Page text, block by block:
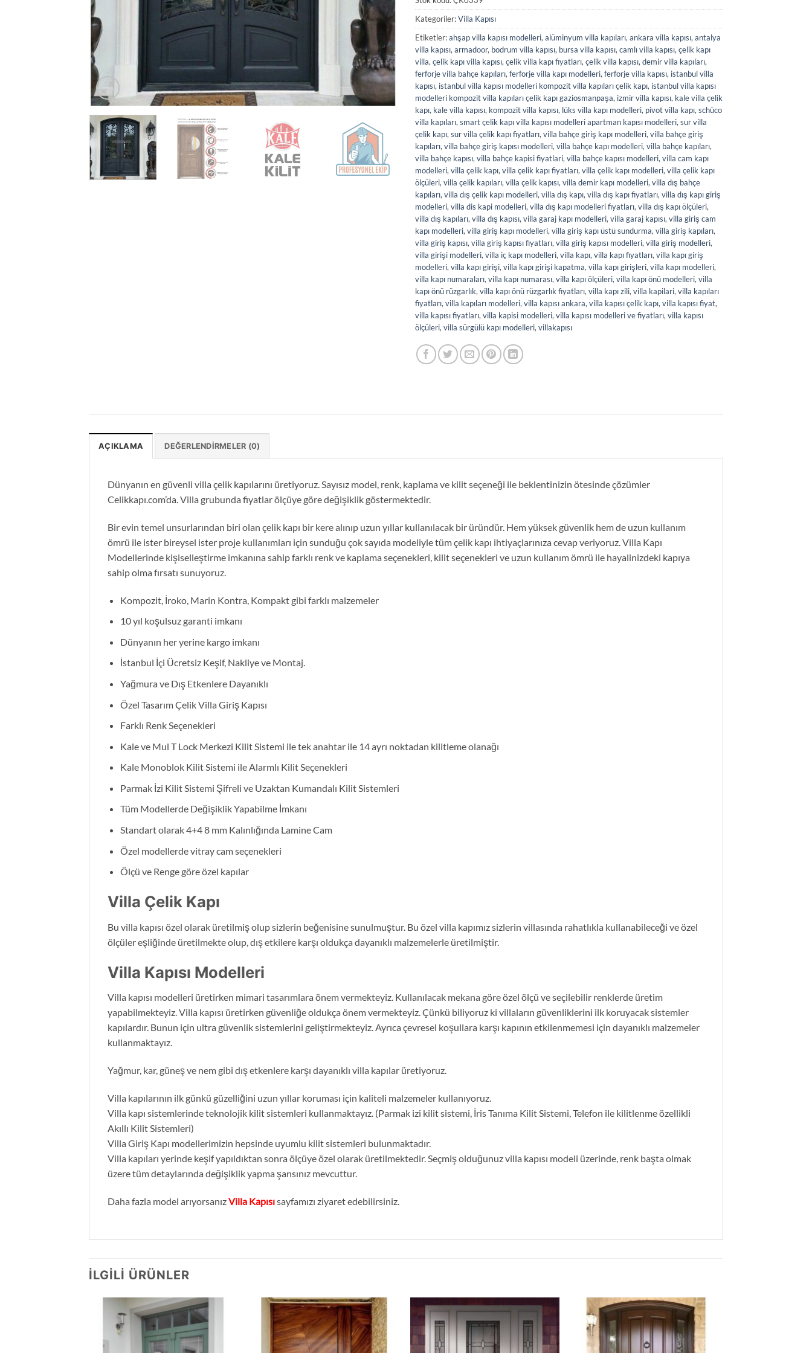
Kategoriler:Villa Kapısı
Etiketler:ahşap villa kapısı modelleri, alüminyum villa kapıları, ankara villa kapısı, antalya
villa kapısı, armadoor, bodrum villa kapısı, bursa villa kapısı, camlı villa kapısı, çelik kapı
villa, çelik kapı villa kapısı, çelik villa kapı fiyatları, çelik villa kapısı, demir villa kapıları,
ferforje villa bahçe kapıları, ferforje villa kapı modelleri, ferforje villa kapısı, istanbul villa
kapısı, istanbul villa kapısı modelleri kompozit villa kapıları çelik kapı, istanbul villa kapısı
modelleri kompozit villa kapıları çelik kapı gaziosmanpaşa, izmir villa kapısı, kale villa çelik
kapı, kale villa kapısı, kompozit villa kapısı, lüks villa kapı modelleri, pivot villa kapı, schüco
villa kapıları, smart çelik kapı villa kapısı modelleri apartman kapısı modelleri, sur villa
çelik kapı, sur villa çelik kapı fiyatları, villa bahçe giriş kapı modelleri, villa bahçe giriş
kapıları, villa bahçe giriş kapısı modelleri, villa bahçe kapı modelleri, villa bahçe kapıları,
villa bahçe kapısı, villa bahçe kapisi fiyatlari, villa bahçe kapısı modelleri, villa cam kapı
modelleri, villa çelik kapı, villa çelik kapı fiyatları, villa çelik kapı modelleri, villa çelik kapı
ölçüleri, villa çelik kapıları, villa çelik kapısı, villa demir kapı modelleri, villa dış bahçe
kapıları, villa dış çelik kapı modelleri, villa dış kapı, villa dış kapı fiyatları, villa dış kapı giriş
modelleri, villa dis kapi modelleri, villa dış kapı modelleri fiyatları, villa dış kapı ölçüleri,
villa dış kapıları, villa dış kapısı, villa garaj kapı modelleri, villa garaj kapısı, villa giriş cam
kapı modelleri, villa giriş kapı modelleri, villa giriş kapı üstü sundurma, villa giriş kapıları,
villa giriş kapısı, villa giriş kapısı fiyatları, villa giriş kapısı modelleri, villa giriş modelleri,
villa girişi modelleri, villa iç kapı modelleri, villa kapı, villa kapı fiyatları, villa kapı giriş
modelleri, villa kapı girişi, villa kapı girişi kapatma, villa kapı girişleri, villa kapı modelleri,
villa kapı numaraları, villa kapı numarası, villa kapı ölçüleri, villa kapı önü modelleri, villa
kapı önü rüzgarlık, villa kapı önü rüzgarlık fiyatları, villa kapı zili, villa kapilari, villa kapıları
fiyatları, villa kapıları modelleri, villa kapısı ankara, villa kapısı çelik kapı, villa kapısı fiyat,
villa kapısı fiyatları, villa kapisi modelleri, villa kapısı modelleri ve fiyatları, villa kapısı
ölçüleri, villa sürgülü kapı modelleri, villakapısı
AÇIKLAMA DEĞERLENDIRMELER (0)
Dünyanın en güvenli villa çelik kapılarını üretiyoruz. Sayısız model, renk, kaplama ve kilit seçeneği ile beklentinizin ötesinde çözümler
Celikkapı.com’da. Villa grubunda fiyatlar ölçüye göre değişiklik göstermektedir.
Bir evin temel unsurlarından biri olan çelik kapı bir kere alınıp uzun yıllar kullanılacak bir üründür. Hem yüksek güvenlik hem de uzun kullanım
ömrü ile ister bireysel ister proje kullanımları için sunduğu çok sayıda modeliyle tüm çelik kapı ihtiyaçlarınıza cevap veriyoruz. Villa Kapı
Modellerinde kişiselleştirme imkanına sahip farklı renk ve kaplama seçenekleri, kilit seçenekleri ve uzun kullanım ömrü ile hayalinizdeki kapıya
sahip olma fırsatı sunuyoruz.
Kompozit, İroko, Marin Kontra, Kompakt gibi farklı malzemeler
10 yıl koşulsuz garanti imkanı
Dünyanın her yerine kargo imkanı
İstanbul İçi Ücretsiz Keşif, Nakliye ve Montaj.
Yağmura ve Dış Etkenlere Dayanıklı
Özel Tasarım Çelik Villa Giriş Kapısı
Farklı Renk Seçenekleri
Kale ve Mul T Lock Merkezi Kilit Sistemi ile tek anahtar ile 14 ayrı noktadan kilitleme olanağı
Kale Monoblok Kilit Sistemi ile Alarmlı Kilit Seçenekleri
Parmak İzi Kilit Sistemi Şifreli ve Uzaktan Kumandalı Kilit Sistemleri
Tüm Modellerde Değişiklik Yapabilme İmkanı
Standart olarak 4+4 8 mm Kalınlığında Lamine Cam
Özel modellerde vitray cam seçenekleri
Ölçü ve Renge göre özel kapılar
Villa Çelik Kapı
Bu villa kapısı özel olarak üretilmiş olup sizlerin beğenisine sunulmuştur. Bu özel villa kapımız sizlerin villasında rahatlıkla kullanabileceği ve özel
ölçüler eşliğinde üretilmekte olup, dış etkilere karşı oldukça dayanıklı malzemelerle üretilmiştir.
Villa Kapısı Modelleri
Villa kapısı modelleri üretirken mimari tasarımlara önem vermekteyiz. Kullanılacak mekana göre özel ölçü ve seçilebilir renklerde üretim
yapabilmekteyiz. Villa kapısı üretirken güvenliğe oldukça önem vermekteyiz. Çünkü biliyoruz ki villaların güvenliklerini ilk koruyacak sistemler
kapılardır. Bunun için ultra güvenlik sistemlerini geliştirmekteyiz. Ayrıca çevresel koşullara karşı kapının etkilenmemesi için dayanıklı malzemeler
kullanmaktayız.
Yağmur, kar, güneş ve nem gibi dış etkenlere karşı dayanıklı villa kapılar üretiyoruz.
Villa kapılarının ilk günkü güzelliğini uzun yıllar koruması için kaliteli malzemeler kullanıyoruz.
Villa kapı sistemlerinde teknolojik kilit sistemleri kullanmaktayız. (Parmak izi kilit sistemi, İris Tanıma Kilit Sistemi, Telefon ile kilitlenme özellikli
Akıllı Kilit Sistemleri)
Villa Giriş Kapı modellerimizin hepsinde uyumlu kilit sistemleri bulunmaktadır.
Villa kapıları yerinde keşif yapıldıktan sonra ölçüye özel olarak üretilmektedir. Seçmiş olduğunuz villa kapısı modeli üzerinde, renk başta olmak
üzere tüm detaylarında değişiklik yapma şansınız mevcuttur.
Daha fazla model arıyorsanızVilla Kapısısayfamızı ziyaret edebilirsiniz.
İLGILI ÜRÜNLER